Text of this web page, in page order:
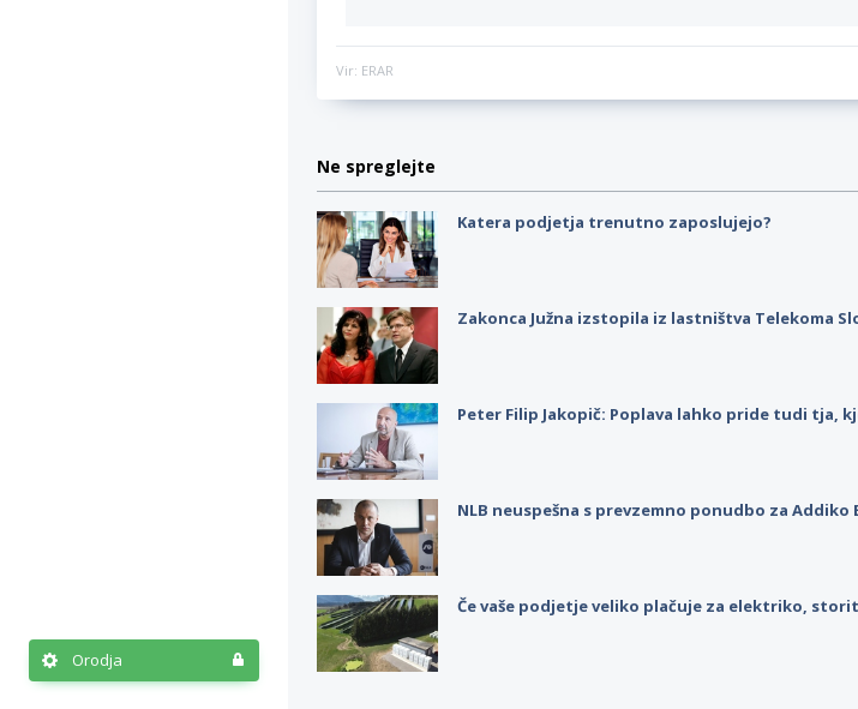
Orodja
Vir: ERAR
Ne spreglejte
Katera podjetja trenutno zaposlujejo?
Zakonca Južna izstopila iz lastništva Telekoma
Peter Filip Jakopič: Poplava lahko pride tudi tja,
NLB neuspešna s prevzemno ponudbo za Addiko
Če vaše podjetje veliko plačuje za elektriko,